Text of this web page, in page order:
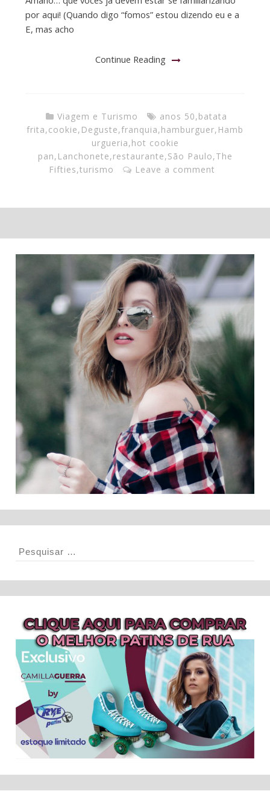
por aqui! (Quando digo “fomos” estou dizendo eu e a
E, mas acho
Continue Reading
Viagem e Turismo anos 50,batata
frita,cookie, Deguste,franquia,hamburguer, Hamb
urgueria,hot cookie
pan, Lanchonete,restaurante,São Paulo,The
Fifties,turismo Leave a comment